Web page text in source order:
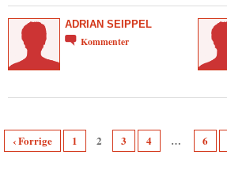
ADRIAN SEIPPEL
Kommenter
‹ Forrige 1 2 3 4 … 6